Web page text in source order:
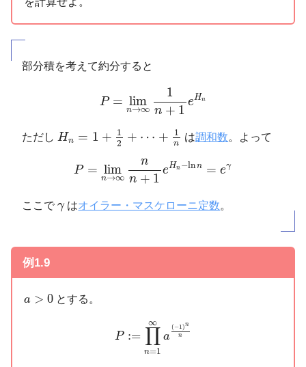
部分積を考えて約分すると
P = lim
n→∞
1
n + 1
eHn
1n
ただし Hn = 1 + 1
2
+ ⋯ + 1
n
Hn + +
は調和数。よって
P = lim
n→∞
n
n + 1
eHn −lnn = eγ
nn eH n
ここで γ
γはオイラー・マスケローニ定数。
例1.9
a > 0
> とする。
P :=
∞
∏
n=1
a
(−1)n
n
n= −